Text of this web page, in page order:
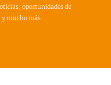
oportunidades de
y mucho más